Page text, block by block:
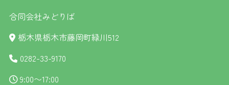
合同会社みどりば
栃木県栃木市藤岡町緑川512
0282-33-9170
9:00〜17:00